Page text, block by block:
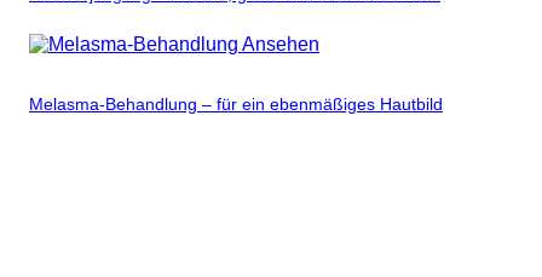
Ansehen
Melasma-Behandlung – für ein ebenmäßiges Hautbild